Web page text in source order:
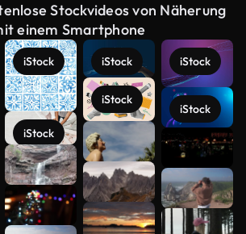
Stockvideos von Näherung
einem Smartphone
iStock
iStock
iStock
iStock
iStock
iStock
Mehr
anzeigen